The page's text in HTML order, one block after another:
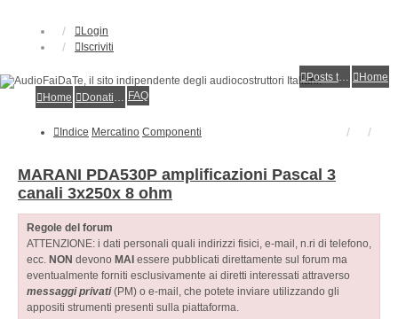
Login
Iscriviti
Posts toplist
Home
Home
Donations FAQ
Indice Mercatino Componenti
MARANI PDA530P amplificazioni Pascal 3
canali 3x250x 8 ohm
Regole del forum
ATTENZIONE: i dati personali quali indirizzi fisici, e-mail, n.ri di telefono,
ecc. NON devono MAI essere pubblicati direttamente sul forum ma
eventualmente forniti esclusivamente ai diretti interessati attraverso
messaggi privati(PM) o e-mail, che potete inviare utilizzando gli
appositi strumenti presenti sulla piattaforma.